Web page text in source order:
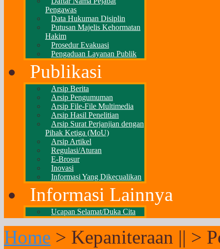
Pengawas
Data Hukuman Disiplin
Putusan Majelis Kehormatan
Hakim
Prosedur Evakuasi
Pengaduan Layanan Publik
Publikasi
Arsip Berita
Arsip Pengumuman
Arsip File-File Multimedia
Arsip Hasil Penelitian
Arsip Surat Perjanjian dengan
Pihak Ketiga (MoU)
Arsip Artikel
Regulasi/Aturan
E-Brosur
Inovasi
Informasi Yang Dikecualikan
Informasi Lainnya
Ucapan Selamat/Duka Cita
Home > Kepaniteraan || >